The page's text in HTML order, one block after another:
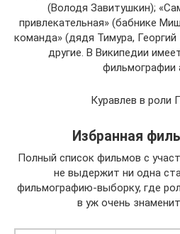
(Володя Завитушкин);
привлекательная» (бабнике
команда» (дядя Тимура, Георгий
другие. В Википедии
фильмографии
Куравлев в роли
Избранная
Полный список фильмов с
не выдержит ни одна
фильмографию-выборку, где
в уж очень